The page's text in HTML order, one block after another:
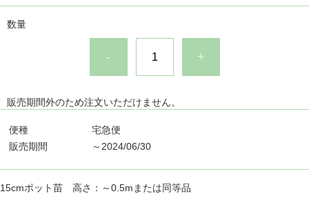
数量
- +
販売期間外のため注文いただけません。
便種
宅急便
販売期間
～2024/06/30
15cmポット苗 高さ：～0.5mまたは同等品